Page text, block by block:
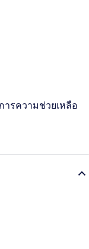
ารความช่วยเหลือ